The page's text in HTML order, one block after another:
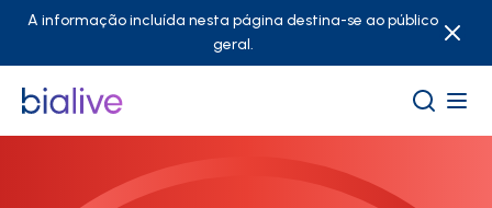
A informação incluída nesta página destina-se ao público
geral.